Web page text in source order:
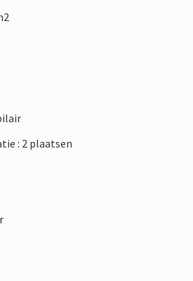
te vinden in de bosrijke
Het skigebied van Hestra en
half uur rijden met de auto.
: 2 plaatsen